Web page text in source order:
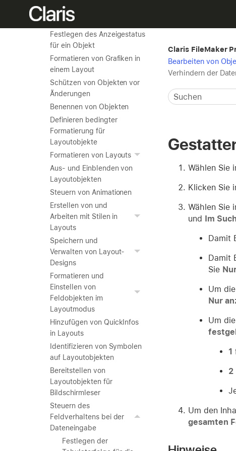
Größenanpassung für
Layoutobjekte
Festlegen des Anzeigestatus
für ein Objekt
Formatieren von Grafiken in
einem Layout
Schützen von Objekten vor
Änderungen
Benennen von Objekten
Definieren bedingter
Formatierung für
Layoutobjekte
Formatieren von Layouts
Aus- und Einblenden von
Layoutobjekten
Steuern von Animationen
Erstellen von und
Arbeiten mit Stilen in
Layouts
Speichern und
Verwalten von Layout-
Designs
Formatieren und
Einstellen von
Feldobjekten im
Layoutmodus
Hinzufügen von QuickInfos
in Layouts
Identifizieren von Symbolen
auf Layoutobjekten
Bereitstellen von
Layoutobjekten für
Bildschirmleser
Steuern des
Feldverhaltens bei der
Dateneingabe
Festlegen der
Claris FileMaker
Bearbeiten von
Verhindern der
Wählen Sie
Klicken Sie
Wählen Sie
und Im
Damit
Damit
Sie
Um
Nur
Um
1
2
Um den
gesamten